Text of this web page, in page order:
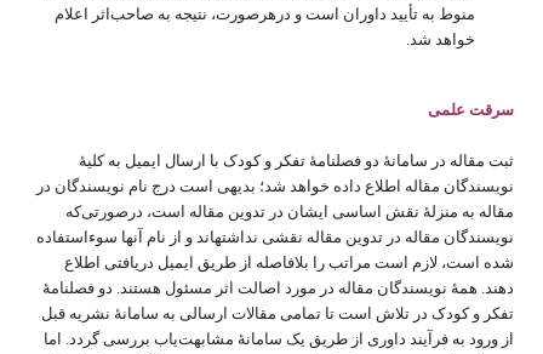
منوط به تأیید داوران است و درهرصورت، نتیجه به صاحب‌اثر اعلام
خواهد شد.
سرقت علمی
ثبت مقاله در سامانۀ دو فصلنامۀ تفکر و کودک با ارسال ایمیل به کلیۀ
نویسندگان مقاله اطلاع داده خواهد شد؛ بدیهی است درج نام نویسندگان در
مقاله به منزلۀ نقش اساسی ایشان در تدوین مقاله است، درصورتی‌که
نویسندگان مقاله در تدوین مقاله نقشی نداشته‎اند و از نام آنها سوءاستفاده
شده است، لازم است مراتب را بلافاصله از طریق ایمیل دریافتی اطلاع
دهند. همۀ نویسندگان مقاله در مورد اصالت اثر مسئول هستند. دو فصلنامۀ
تفکر و کودک در تلاش است تا تمامی مقالات ارسالی به سامانۀ نشریه قبل
از ورود به فرآیند داوری از طریق یک سامانۀ مشابهت‌یاب بررسی گردد. اما